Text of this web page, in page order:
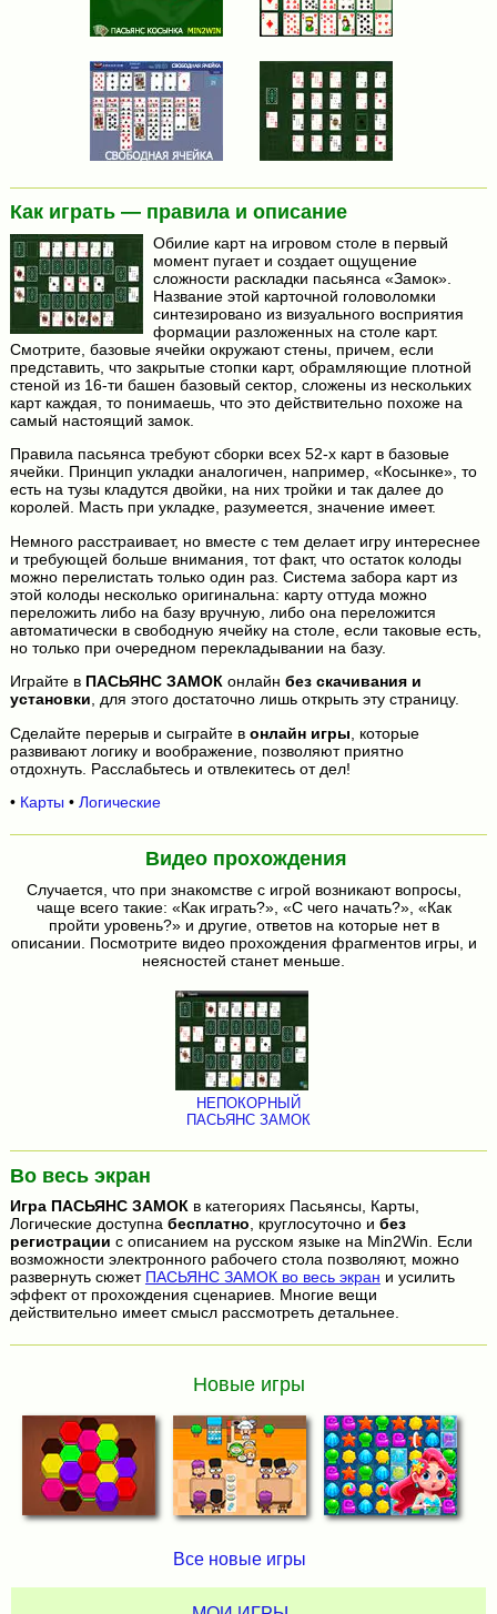
Как играть — правила и описание
Обилие карт на игровом столе в первый
момент пугает и создает ощущение
сложности раскладки пасьянса «Замок».
Название этой карточной головоломки
синтезировано из визуального восприятия
формации разложенных на столе карт.
Смотрите, базовые ячейки окружают стены, причем, если
представить, что закрытые стопки карт, обрамляющие плотной
стеной из 16-ти башен базовый сектор, сложены из нескольких
карт каждая, то понимаешь, что это действительно похоже на
самый настоящий замок.
Правила пасьянса требуют сборки всех 52-х карт в базовые
ячейки. Принцип укладки аналогичен, например, «Косынке», то
есть на тузы кладутся двойки, на них тройки и так далее до
королей. Масть при укладке, разумеется, значение имеет.
Немного расстраивает, но вместе с тем делает игру интереснее
и требующей больше внимания, тот факт, что остаток колоды
можно перелистать только один раз. Система забора карт из
этой колоды несколько оригинальна: карту оттуда можно
переложить либо на базу вручную, либо она переложится
автоматически в свободную ячейку на столе, если таковые есть,
но только при очередном перекладывании на базу.
Играйте в ПАСЬЯНС ЗАМОК онлайн без скачивания и
установки , для этого достаточно лишь открыть эту страницу.
Сделайте перерыв и сыграйте в онлайн игры , которые
развивают логику и воображение, позволяют приятно
отдохнуть. Расслабьтесь и отвлекитесь от дел!
• Карты • Логические
Видео прохождения
Случается, что при знакомстве с игрой возникают вопросы,
чаще всего такие: «Как играть?», «С чего начать?», «Как
пройти уровень?» и другие, ответов на которые нет в
описании. Посмотрите видео прохождения фрагментов игры, и
неясностей станет меньше.
НЕПОКОРНЫЙ
ПАСЬЯНС ЗАМОК
Во весь экран
Игра ПАСЬЯНС ЗАМОК в категориях Пасьянсы, Карты,
Логические доступна бесплатно , круглосуточно и без
регистрации с описанием на русском языке на Min2Win. Если
возможности электронного рабочего стола позволяют, можно
развернуть сюжет ПАСЬЯНС ЗАМОК во весь экран и усилить
эффект от прохождения сценариев. Многие вещи
действительно имеет смысл рассмотреть детальнее.
Новые игры
Все новые игры